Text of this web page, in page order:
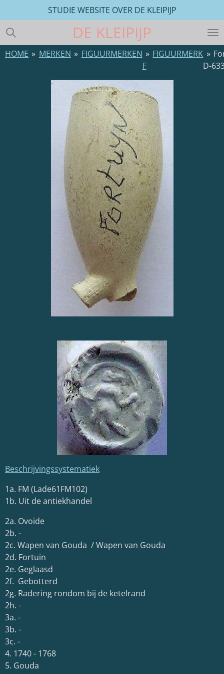
direct
naar
de
hoofdinhoud
DE KLEIPIJP
STUDIE WEBSITE OVER DE KLEIPIJP
HOME » MERKEN » FIGUURMERKEN » FIGUURMERK
F
»
D-
Beschrijvingssystematiek
1a. FM (Lade61FM102)
1b. Uit de antiekhandel
2a. Ovoide
2b. -
2c. Wapen van Gouda / Wapen van Gouda
2d. Fortuin
2e. Geglaasd
2f. Gebotterd
2g. Radering rondom bij de ketelrand
2h. -
3a. -
3b. -
3c. -
4. 1740 - 1768
5. Gouda